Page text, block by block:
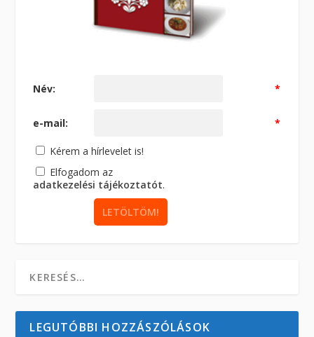
Név: *
e-mail: *
Kérem a hírlevelet is!
Elfogadom az
adatkezelési tájékoztatót.
LEGUTÓBBI HOZZÁSZÓLÁSOK